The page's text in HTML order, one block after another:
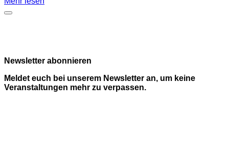
Newsletter abonnieren
Meldet euch bei unserem Newsletter an, um keine
Veranstaltungen mehr zu verpassen.